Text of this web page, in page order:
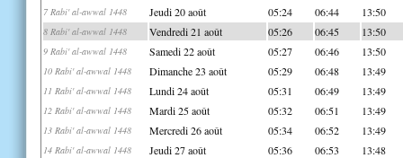
7 Rabi' al-awwal 1448 Jeudi 20 août 05:24 06:44 13:50
8 Rabi' al-awwal 1448 Vendredi 21 août 05:26 06:45 13:50
9 Rabi' al-awwal 1448 Samedi 22 août 05:27 06:46 13:50
10 Rabi' al-awwal 1448 Dimanche 23 août 05:29 06:48 13:49
11 Rabi' al-awwal 1448 Lundi 24 août 05:31 06:49 13:49
12 Rabi' al-awwal 1448 Mardi 25 août 05:32 06:51 13:49
13 Rabi' al-awwal 1448 Mercredi 26 août 05:34 06:52 13:49
14 Rabi' al-awwal 1448 Jeudi 27 août 05:36 06:53 13:48